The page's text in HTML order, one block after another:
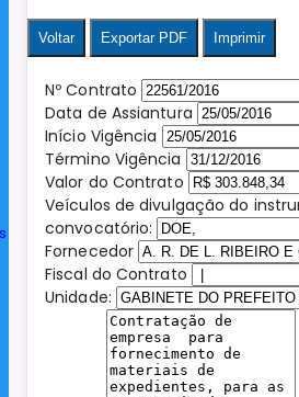
Voltar Exportar PDF Imprimir
Nº Contrato
Data de Assiantura
Início Vigência
Término Vigência
Valor do Contrato
Veículos de divulgação do
convocatório:
Fornecedor
Fiscal do Contrato
Unidade: